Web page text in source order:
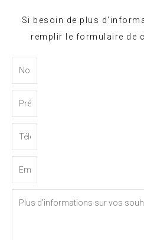
Si besoin de plus
remplir le formulaire de